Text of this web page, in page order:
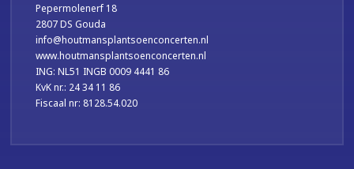
Pepermolenerf 18
2807 DS Gouda
info@houtmansplantsoenconcerten.nl
www.houtmansplantsoenconcerten.nl
ING: NL51 INGB 0009 4441 86
KvK nr.: 24 34 11 86
Fiscaal nr: 8128.54.020